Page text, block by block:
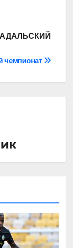
чемпионат